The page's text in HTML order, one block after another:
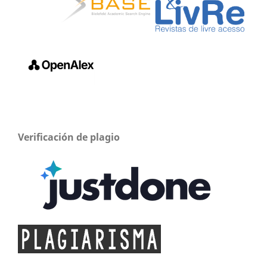
Verificación de plagio